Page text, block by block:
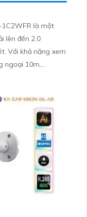
là một
lên đến 2.0
ngoại 10m,
hiệu quả